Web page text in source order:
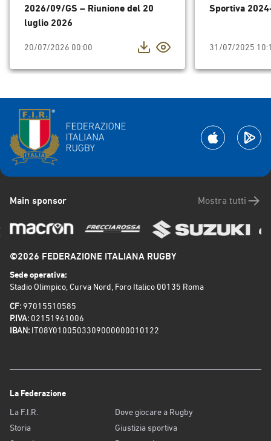
2026/09/GS – Riunione del 20
luglio 2026
20/07/2026 00:00
Sportiva
31/07/2025
©2026 FEDERAZIONE ITALIANA RUGBY
Sede operativa:
Stadio Olimpico, Curva Nord, Foro Italico 00135 Roma
CF: 97015510585
P.IVA: 02151961006
IBAN: IT08Y0100503309000000010122
Main sponsor Mostra tutti
La Federazione
La F.I.R.
Storia
Dove giocare a Rugby
Giustizia sportiva